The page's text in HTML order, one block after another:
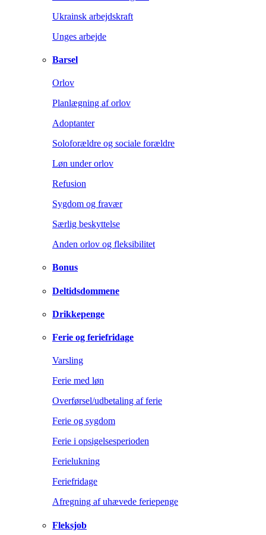
Ukrainsk arbejdskraft
Unges arbejde
Barsel
Orlov
Planlægning af orlov
Adoptanter
Soloforældre og sociale forældre
Løn under orlov
Refusion
Sygdom og fravær
Særlig beskyttelse
Anden orlov og fleksibilitet
Bonus
Deltidsdommene
Drikkepenge
Ferie og feriefridage
Varsling
Ferie med løn
Overførsel/udbetaling af ferie
Ferie og sygdom
Ferie i opsigelsesperioden
Ferielukning
Feriefridage
Afregning af uhævede feriepenge
Fleksjob